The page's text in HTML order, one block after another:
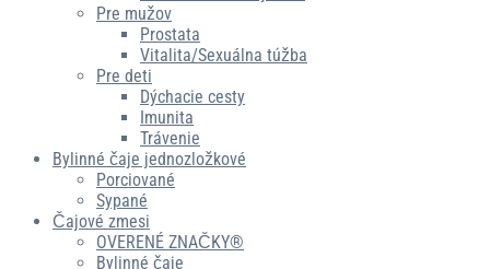
Pre mužov
Prostata
Vitalita/Sexuálna túžba
Pre deti
Dýchacie cesty
Imunita
Trávenie
Bylinné čaje jednozložkové
Porciované
Sypané
Čajové zmesi
OVERENÉ ZNAČKY®
Bylinné čaje